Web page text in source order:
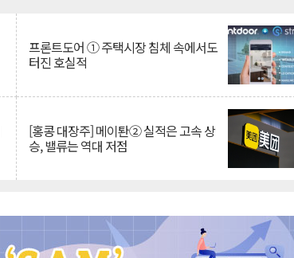
프론트도어 ① 주택시장 침체 속에서도
터진 호실적
[홍콩 대장주] 메이퇀② 실적은 고속 상
승, 밸류는 역대 저점